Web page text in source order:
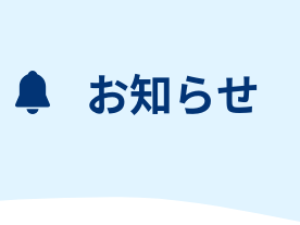
お知らせ